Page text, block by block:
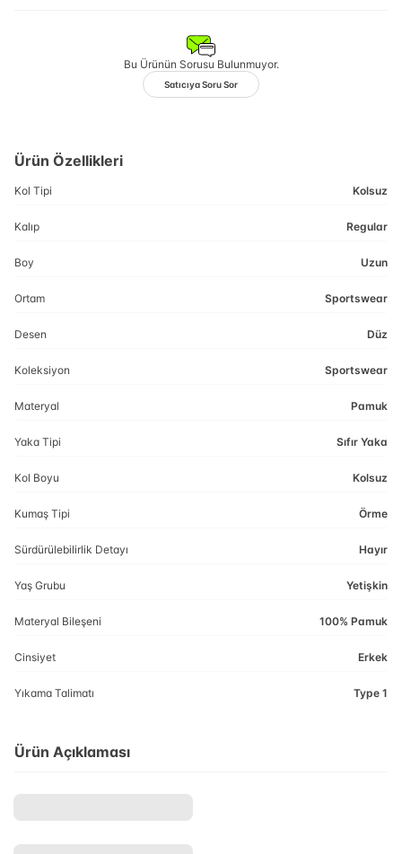
Bu Ürünün Sorusu Bulunmuyor.
Satıcıya Soru Sor
Ürün Özellikleri
Kol Tipi Kolsuz
Kalıp Regular
Boy Uzun
Ortam Sportswear
Desen Düz
Koleksiyon Sportswear
Materyal Pamuk
Yaka Tipi Sıfır Yaka
Kol Boyu Kolsuz
Kumaş Tipi Örme
Sürdürülebilirlik Detayı Hayır
Yaş Grubu Yetişkin
Materyal Bileşeni 100% Pamuk
Cinsiyet Erkek
Yıkama Talimatı Type 1
Ürün Açıklaması